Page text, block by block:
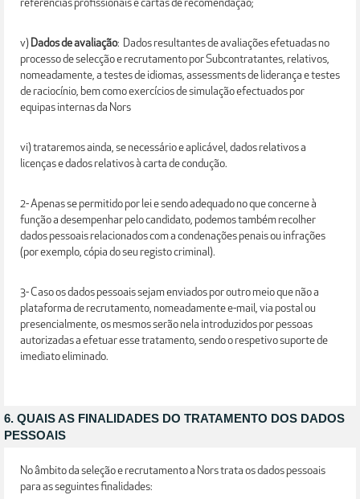
referências profissionais e cartas de recomendação;
v) Dados de avaliação: Dados resultantes de avaliações efetuadas no
processo de selecção e recrutamento por Subcontratantes, relativos,
nomeadamente, a testes de idiomas, assessments de liderança e testes
de raciocínio, bem como exercícios de simulação efectuados por
equipas internas da Nors
vi) trataremos ainda, se necessário e aplicável, dados relativos a
licenças e dados relativos à carta de condução.
2- Apenas se permitido por lei e sendo adequado no que concerne à
função a desempenhar pelo candidato, podemos também recolher
dados pessoais relacionados com a condenações penais ou infrações
(por exemplo, cópia do seu registo criminal).
3- Caso os dados pessoais sejam enviados por outro meio que não a
plataforma de recrutamento, nomeadamente e-mail, via postal ou
presencialmente, os mesmos serão nela introduzidos por pessoas
autorizadas a efetuar esse tratamento, sendo o respetivo suporte de
imediato eliminado.
6. QUAIS AS FINALIDADES DO TRATAMENTO DOS DADOS
PESSOAIS
No âmbito da seleção e recrutamento a Nors trata os dados pessoais
para as seguintes finalidades: